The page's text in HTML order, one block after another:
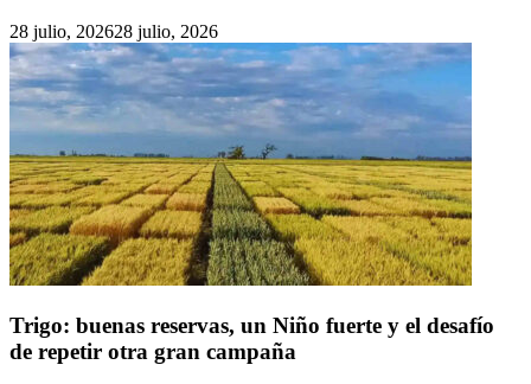
28 julio, 202628 julio, 2026
Trigo: buenas reservas, un Niño fuerte y el desafío
de repetir otra gran campaña